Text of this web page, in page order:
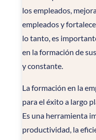
los empleados,
empleados y
lo tanto, es
en la formación de
y constante.
La formación en la
para el éxito a largo
Es una herramienta
productividad, la